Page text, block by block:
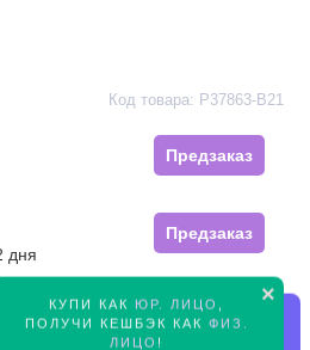
×
КУПИ КАК ЮР. ЛИЦО
ПОЛУЧИ КЕШБЭК КАК ФИЗ.
ЛИЦО !
Код товара: P37863-B21
Предзаказ
Предзаказ
дня
Предзаказ